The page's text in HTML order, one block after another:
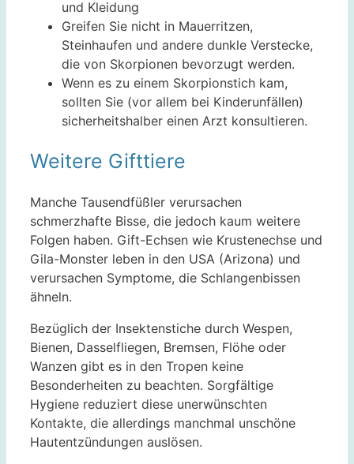
und Kleidung
Greifen Sie nicht in Mauerritzen,
Steinhaufen und andere dunkle Verstecke,
die von Skorpionen bevorzugt werden.
Wenn es zu einem Skorpionstich kam,
sollten Sie (vor allem bei Kinderunfällen)
sicherheitshalber einen Arzt konsultieren.
Weitere Gifttiere
Manche Tausendfüßler verursachen
schmerzhafte Bisse, die jedoch kaum weitere
Folgen haben. Gift-Echsen wie Krustenechse und
Gila-Monster leben in den USA (Arizona) und
verursachen Symptome, die Schlangenbissen
ähneln.
Bezüglich der Insektenstiche durch Wespen,
Bienen, Dasselfliegen, Bremsen, Flöhe oder
Wanzen gibt es in den Tropen keine
Besonderheiten zu beachten. Sorgfältige
Hygiene reduziert diese unerwünschten
Kontakte, die allerdings manchmal unschöne
Hautentzündungen auslösen.